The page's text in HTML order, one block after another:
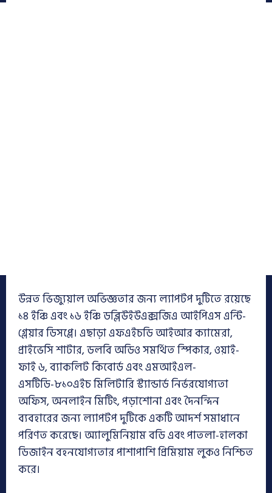
উন্নত ভিজ্যুয়াল অভিজ্ঞতার জন্য ল্যাপটপ দুটিতে রয়েছে
১৪ ইঞ্চি এবং ১৬ ইঞ্চি ডব্লিউইউএক্সজিএ আইপিএস এন্টি-
গ্লেয়ার ডিসপ্লে। এছাড়া এফএইচডি আইআর ক্যামেরা,
প্রাইভেসি শাটার, ডলবি অডিও সমর্থিত স্পিকার, ওয়াই-
ফাই ৬, ব্যাকলিট কিবোর্ড এবং এমআইএল-
এসটিডি-৮১০এইচ মিলিটারি স্ট্যান্ডার্ড নির্ভরযোগ্যতা
অফিস, অনলাইন মিটিং, পড়াশোনা এবং দৈনন্দিন
ব্যবহারের জন্য ল্যাপটপ দুটিকে একটি আদর্শ সমাধানে
পরিণত করেছে। অ্যালুমিনিয়াম বডি এবং পাতলা-হালকা
ডিজাইন বহনযোগ্যতার পাশাপাশি প্রিমিয়াম লুকও নিশ্চিত
করে।